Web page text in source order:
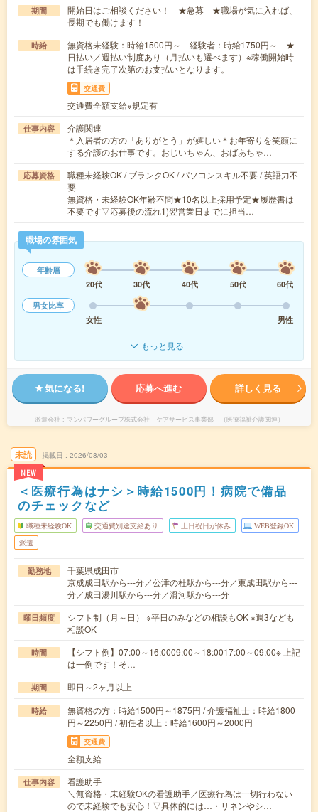
期間
開始日はご相談ください！ ★急募 ★職場が気に入れば、
長期でも働けます！
時給
無資格未経験：時給1500円～ 経験者：時給1750円～ ★
日払い／週払い制度あり（月払いも選べます）※稼働開始時
は手続き完了次第のお支払いとなります。
交通費
交通費全額支給※規定有
仕事内容
介護関連
＊入居者の方の「ありがとう」が嬉しい＊お年寄りを笑顔に
する介護のお仕事です。おじいちゃん、おばあちゃ…
応募資格
職種未経験OK / ブランクOK / パソコンスキル不要 / 英語力不
要
無資格・未経験OK年齢不問★10名以上採用予定★履歴書は
不要です▽応募後の流れ1)翌営業日までに担当…
職場の雰囲気
年齢層
20代
30代 40代 50代
60代
男女比率
女性
男性
もっと見る
気になる! 応募へ進む 詳しく見る
派遣会社 マンパワーグループ株式会社 ケアサービス事業部 （医療福祉介護関連）
未読
NEW
掲載日 2026/08/03
＜医療行為はナシ＞時給1500円！病院で備品
のチェックなど
職種未経験OK 交通費別途支給あり 土日祝日が休み WEB登録OK
派遣
勤務地
千葉県成田市
京成成田駅から---分／公津の杜駅から---分／東成田駅から---
分／成田湯川駅から---分／滑河駅から---分
曜日頻度
シフト制（月～日） ※平日のみなどの相談もOK ※週3なども
相談OK
時間
【シフト例】07:00～16:0009:00～18:0017:00～09:00※ 上記
は一例です！そ…
期間 即日～2ヶ月以上
時給
無資格の方：時給1500円～1875円 / 介護福祉士：時給1800
円～2250円 / 初任者以上：時給1600円～2000円
交通費
全額支給
仕事内容
看護助手
＼無資格・未経験OKの看護助手／医療行為は一切行わない
ので未経験でも安心！▽具体的には…・リネンやシ…